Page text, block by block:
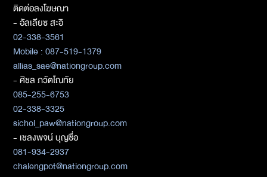
ติดต่อลงโฆษณา
- อัลเลียซ สะอิ
02-338-3561
Mobile : 087-519-1379
allias_sae@nationgroup.com
- ศิชล ภวัตโณทัย
085-255-6753
02-338-3325
sichol_paw@nationgroup.com
- เชลงพจน์ บุญซื่อ
081-934-2937
chalengpot@nationgroup.com